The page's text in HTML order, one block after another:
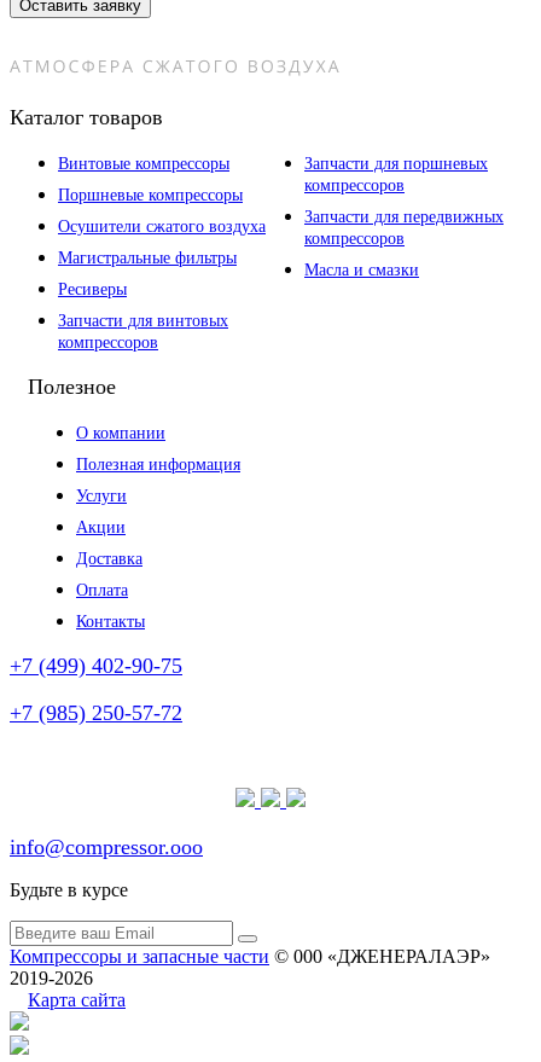
Оставить заявку
Каталог товаров
Винтовые компрессоры
Поршневые компрессоры
Осушители сжатого воздуха
Магистральные фильтры
Ресиверы
Запчасти для винтовых
компрессоров
Запчасти для поршневых
компрессоров
Запчасти для передвижных
компрессоров
Масла и смазки
Полезное
О компании
Полезная информация
Услуги
Акции
Доставка
Оплата
Контакты
+7 (499) 402-90-75
+7 (985) 250-57-72
info@compressor.ooo
Будьте в курсе
Компрессоры и запасные части © 000 «ДЖЕНЕРАЛАЭР»
2019-2026
Карта сайта